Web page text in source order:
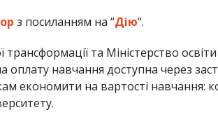
з посиланням на “Дію“.
трансформації та Міністерство
навчання доступна через
економити на вартості навчання: